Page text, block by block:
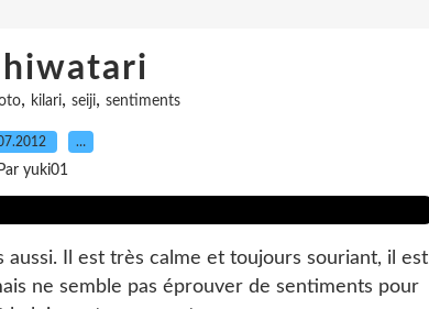
, kilari, seiji, sentiments
…
yuki01
Il est très calme et toujours souriant, il est
ne semble pas éprouver de sentiments pour